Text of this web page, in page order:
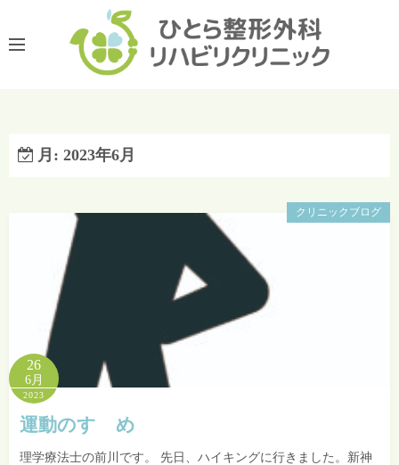
月: 2023年6月
クリニックブログ
26
6月
2023
運動のすゝめ
理学療法士の前川です。 先日、ハイキングに行きました。新神